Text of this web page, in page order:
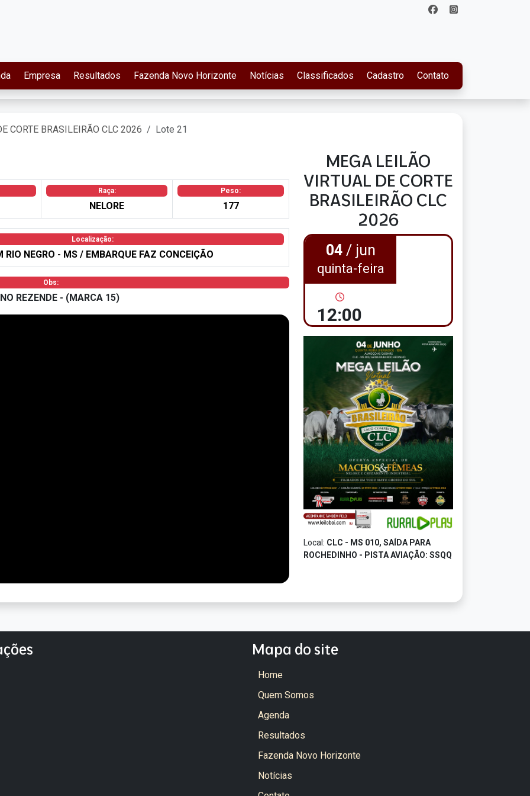
Empresa Resultados Fazenda Novo Horizonte Notícias Classificados Cadastro Contato
CORTE BRASILEIRÃO CLC 2026 Lote 21
Raça:
NELORE
Peso:
177
Localização:
RIO NEGRO - MS / EMBARQUE FAZ CONCEIÇÃO
Obs:
REZENDE - (MARCA 15)
MEGA LEILÃO
VIRTUAL DE CORTE
BRASILEIRÃO CLC
2026
04 / jun
quinta-feira
12:00
Local: CLC - MS 010, SAÍDA PARA
ROCHEDINHO - PISTA AVIAÇÃO: SSQQ
Mapa do site
Home
Quem Somos
Agenda
Resultados
Fazenda Novo Horizonte
Notícias